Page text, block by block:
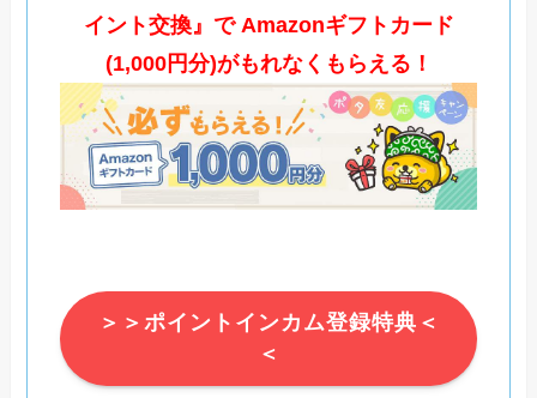
イント交換』で Amazonギフトカード
(1,000円分)がもれなくもらえる！
＞＞ポイントインカム登録特典＜
＜